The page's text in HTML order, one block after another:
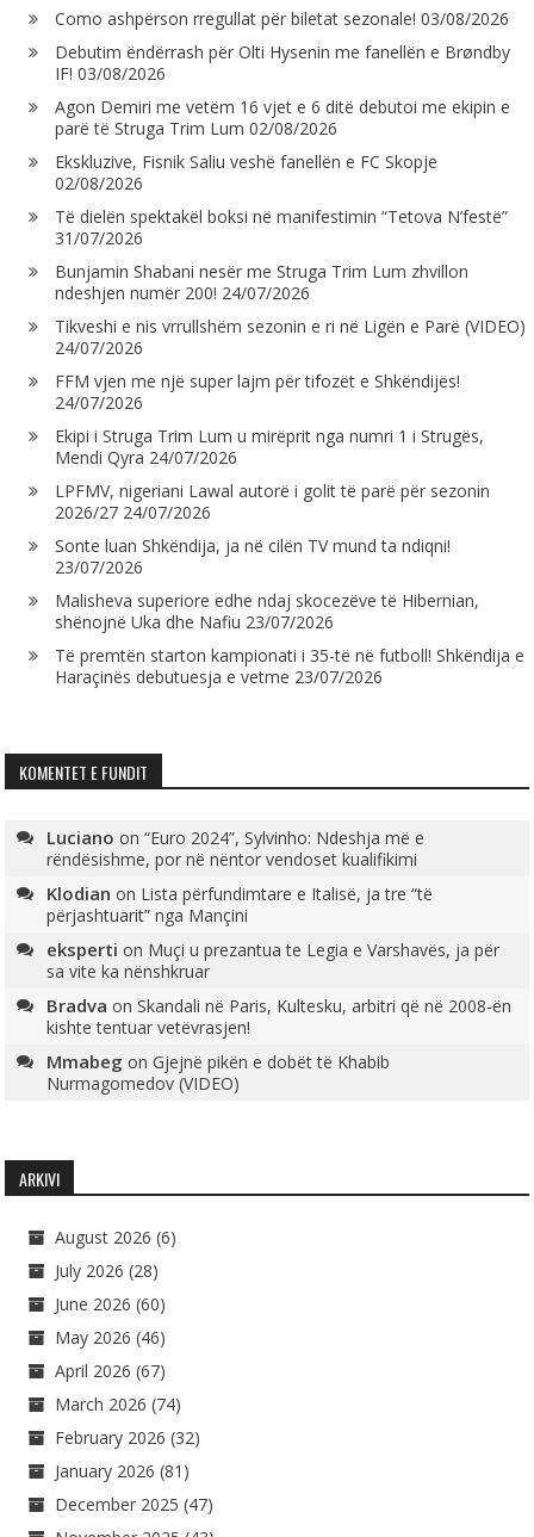
Como ashpërson rregullat për biletat sezonale! 03/08/2026
Debutim ëndërrash për Olti Hysenin me fanellën e Brøndby
IF! 03/08/2026
Agon Demiri me vetëm 16 vjet e 6 ditë debutoi me ekipin e
parë të Struga Trim Lum 02/08/2026
Ekskluzive, Fisnik Saliu veshë fanellën e FC Skopje
02/08/2026
Të dielën spektakël boksi në manifestimin “Tetova N’festë”
31/07/2026
Bunjamin Shabani nesër me Struga Trim Lum zhvillon
ndeshjen numër 200! 24/07/2026
Tikveshi e nis vrrullshëm sezonin e ri në Ligën e Parë (VIDEO)
24/07/2026
FFM vjen me një super lajm për tifozët e Shkëndijës!
24/07/2026
Ekipi i Struga Trim Lum u mirëprit nga numri 1 i Strugës,
Mendi Qyra 24/07/2026
LPFMV, nigeriani Lawal autorë i golit të parë për sezonin
2026/27 24/07/2026
Sonte luan Shkëndija, ja në cilën TV mund ta ndiqni!
23/07/2026
Malisheva superiore edhe ndaj skocezëve të Hibernian,
shënojnë Uka dhe Nafiu 23/07/2026
Të premtën starton kampionati i 35-të në futboll! Shkëndija e
Haraçinës debutuesja e vetme 23/07/2026
KOMENTET E FUNDIT
Luciano on“Euro 2024”, Sylvinho: Ndeshja më e
rëndësishme, por në nëntor vendoset kualifikimi
Klodian on Lista përfundimtare e Italisë, ja tre “të
përjashtuarit” nga Mançini
eksperti on Muçi u prezantua te Legia e Varshavës, ja për
sa vite ka nënshkruar
Bradva onSkandali në Paris, Kultesku, arbitri që në 2008-ën
kishte tentuar vetëvrasjen!
Mmabeg onGjejnë pikën e dobët të Khabib
Nurmagomedov (VIDEO)
ARKIVI
August 2026 (6)
July 2026 (28)
June 2026 (60)
May 2026 (46)
April 2026 (67)
March 2026 (74)
February 2026 (32)
January 2026 (81)
December 2025 (47)